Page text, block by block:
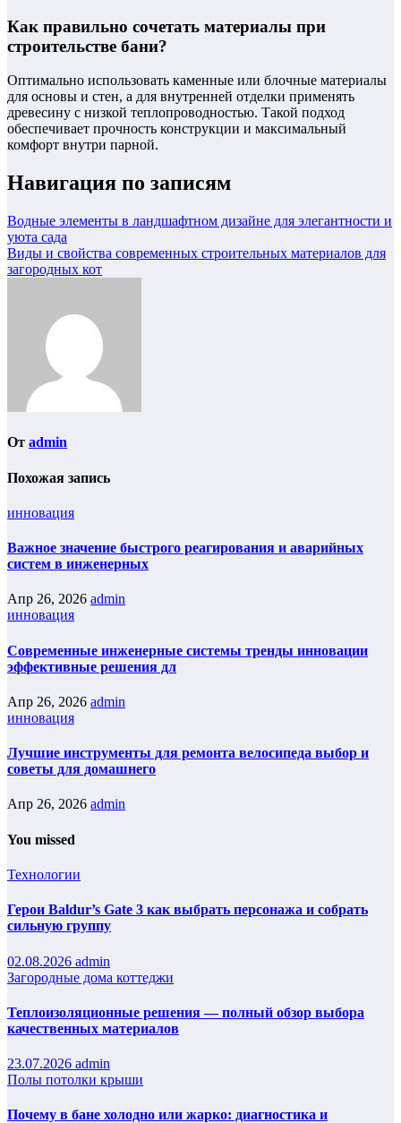
Как правильно сочетать материалы при
строительстве бани?
Оптимально использовать каменные или блочные материалы
для основы и стен, а для внутренней отделки применять
древесину с низкой теплопроводностью. Такой подход
обеспечивает прочность конструкции и максимальный
комфорт внутри парной.
Навигация по записям
Водные элементы в ландшафтном дизайне для элегантности и
уюта сада
Виды и свойства современных строительных материалов для
загородных кот
От admin
Похожая запись
инновация
Важное значение быстрого реагирования и аварийных
систем в инженерных
Апр 26, 2026 admin
инновация
Современные инженерные системы тренды инновации
эффективные решения дл
Апр 26, 2026 admin
инновация
Лучшие инструменты для ремонта велосипеда выбор и
советы для домашнего
Апр 26, 2026 admin
You missed
Технологии
Герои Baldur’s Gate 3 как выбрать персонажа и собрать
сильную группу
02.08.2026 admin
Загородные дома коттеджи
Теплоизоляционные решения — полный обзор выбора
качественных материалов
23.07.2026 admin
Полы потолки крыши
Почему в бане холодно или жарко: диагностика и